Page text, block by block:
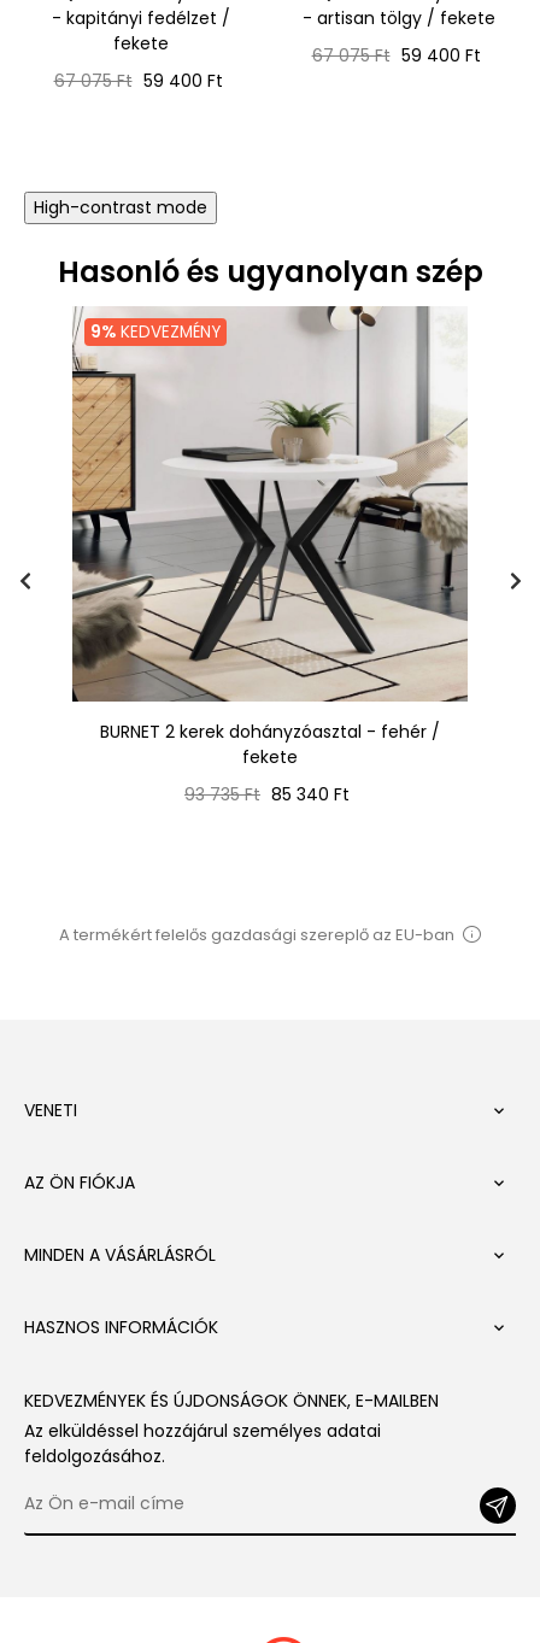
- kapitányi fedélzet /
fekete
Normál
67 075 Ft Ár
59 400 Ft
- artisan tölgy / fekete
Normál
67 075 Ft Ár
59 400 Ft
High-contrast mode
Hasonló és ugyanolyan szép
9% KEDVEZMÉNY
BURNET 2 kerek dohányzóasztal - fehér /
fekete
Normál
93 735 Ft Ár
85 340 Ft
A termékért felelős gazdasági szereplő az EU-ban
VENETI 
AZ ÖN FIÓKJA 
MINDEN A VÁSÁRLÁSRÓL 
HASZNOS INFORMÁCIÓK 
KEDVEZMÉNYEK ÉS ÚJDONSÁGOK ÖNNEK, E-MAILBEN
Az elküldéssel hozzájárul személyes adatai
feldolgozásához.